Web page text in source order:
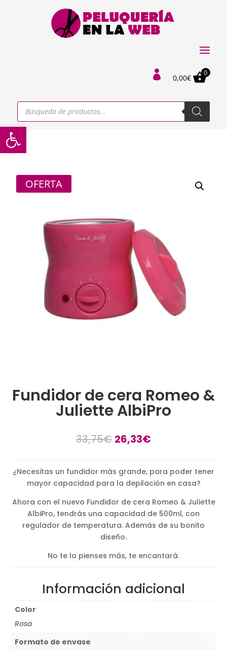
Abrir barra de herramientas
 0,00€
0
Búsqueda
productos
OFERTA
Fundidor de cera Romeo &
Juliette AlbiPro
33,75€ El
era:
33,75€.
26,33€El
es:
26,33€.
¿Necesitas un fundidor más grande, para poder tener
mayor capacidad para la depilación en casa?
Ahora con el nuevo Fundidor de cera Romeo & Juliette
AlbiPro, tendrás una capacidad de 500ml, con
regulador de temperatura. Además de su bonito
diseño.
No te lo pienses más, te encantará.
Información adicional
Color
Rosa
Formato de envase